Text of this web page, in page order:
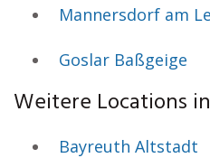
Mannersdorf am
Goslar Baßgeige
Weitere Locations
Bayreuth Altstadt